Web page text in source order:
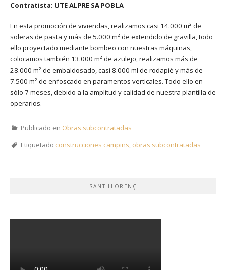
Contratista: UTE ALPRE SA POBLA
En esta promoción de viviendas, realizamos casi 14.000 m² de
soleras de pasta y más de 5.000 m² de extendido de gravilla, todo
ello proyectado mediante bombeo con nuestras máquinas,
colocamos también 13.000 m² de azulejo, realizamos más de
28.000 m² de embaldosado, casi 8.000 ml de rodapié y más de
7.500 m² de enfoscado en paramentos verticales. Todo ello en
sólo 7 meses, debido a la amplitud y calidad de nuestra plantilla de
operarios.
Publicado en Obras subcontratadas
Etiquetado construcciones campins, obras subcontratadas
SANT LLORENÇ